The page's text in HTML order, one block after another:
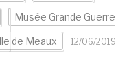
Musée Grande Guerre
de Meaux
12/06/2019